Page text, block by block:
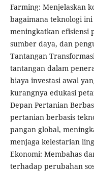
Farming: Menjelaskan
bagaimana teknologi
meningkatkan efisiensi
sumber daya, dan
Tantangan
tantangan dalam
biaya investasi awal
kurangnya edukasi
Depan Pertanian
pertanian berbasis
pangan global,
menjaga kelestarian
Ekonomi: Membahas
terhadap perubahan